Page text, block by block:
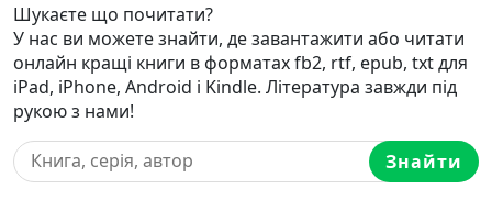
Шукаєте що почитати?
У нас ви можете знайти, де завантажити або читати
онлайн кращі книги в форматах fb2, rtf, epub, txt для
iPad, iPhone, Android і Kindle. Література завжди під
рукою з нами!
Знайти